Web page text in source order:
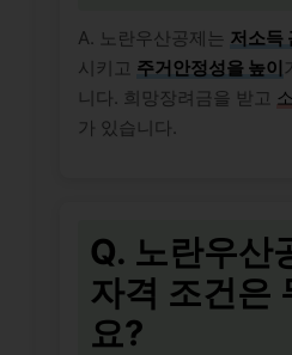
A. 노란우산공제는 저소득
시키고 주거안정성을 높이
니다. 희망장려금을 받고
가 있습니다.
Q. 노란우산
자격 조건은
요?